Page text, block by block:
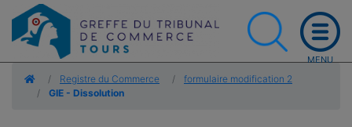
AccueilRegistre du Commerce
formulaire modification 2
GIE - Dissolution